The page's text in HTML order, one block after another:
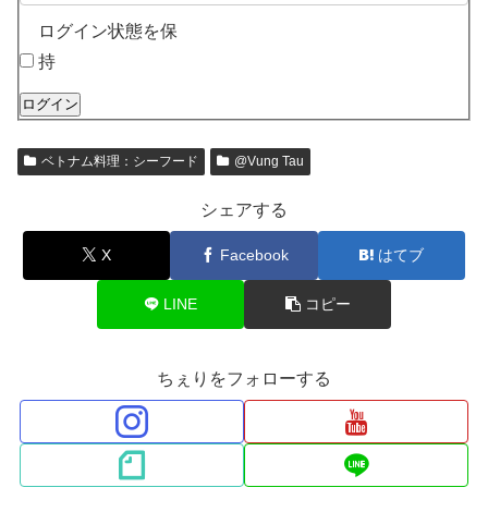
ログイン状態を保
持
ログイン
ベトナム料理：シーフード @Vung Tau
シェアする
X Facebook はてブ
LINE コピー
ちぇりをフォローする